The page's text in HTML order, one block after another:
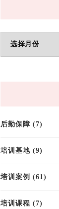
章
后勤保障 (7)
培训基地 (9)
培训案例 (61)
培训课程 (7)